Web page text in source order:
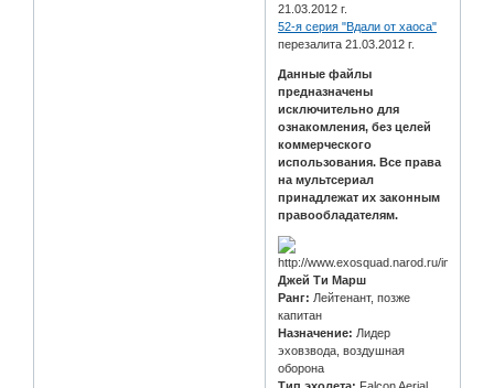
21.03.2012 г.
52-я серия "Вдали от хаоса"
перезалита 21.03.2012 г.
Данные файлы
предназначены
исключительно для
ознакомления, без целей
коммерческого
использования. Все права
на мультсериал
принадлежат их законным
правообладателям.
Джей Ти Марш
Ранг: Лейтенант, позже
капитан
Назначение: Лидер
эховзвода, воздушная
оборона
Тип эхолета: Falcon Aerial